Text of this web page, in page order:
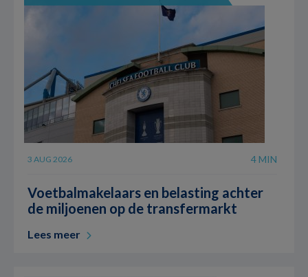
3 AUG 2026 4 MIN
Voetbalmakelaars en belasting achter
de miljoenen op de transfermarkt
Lees meer